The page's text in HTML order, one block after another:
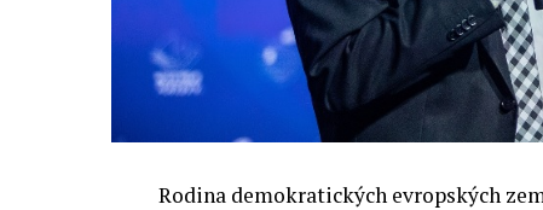
Rodina demokratických evropských